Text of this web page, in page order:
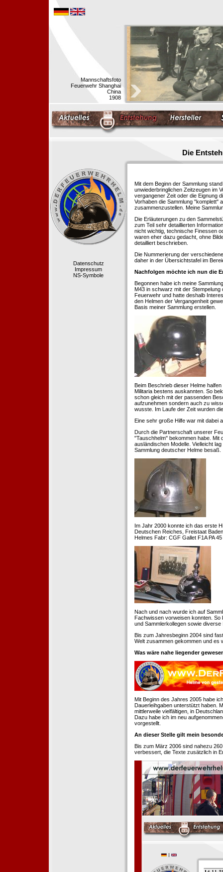
Mannschaftsfoto
Feuerwehr Shanghai
China
1908
Die
Datenschutz
Impressum
NS-Symbole
Mit dem Beginn der Sammlung
unwiederbringlichen Zeitzeugen im
vergangener Zeit oder die Eignung
Vorhaben die Sammlung "komplett"
zusammenzustellen. Meine
Die Erläuterungen zu den
zum Teil sehr detaillierten
nicht wichtig, technische Finessen
waren eher dazu gedacht, ohne
detailliert beschrieben.
Die Nummerierung der
daher in der Übersichtstafel im
Nachfolgen möchte ich nun die
Begonnen habe ich meine
M43 in schwarz mit der Stempelung
Feuerwehr und hatte deshalb
den Helmen der Vergangenheit
Basis meiner Sammlung erstellen.
Beim Beschrieb dieser Helme
Militaria bestens auskannten. So
schon gleich mit der passenden
aufzunehmen sondern auch zu
wusste. Im Laufe der Zeit wurden
Eine sehr große Hilfe war mit dabei
Durch die Partnerschaft unserer
"Tauschhelm" bekommen habe. Mit
ausländischen Modelle. Vielleicht
Sammlung deutscher Helme besaß.
Im Jahr 2000 konnte ich das erste
Deutschen Reiches, Freistaat
Helmes Fabr: CGF Gallet F1A PA
Nach und nach wurde ich auf
Fachwissen vorweisen konnten. So
und Sammlerkollegen sowie
Bis zum Jahresbeginn 2004 sind
Welt zusammen gekommen und es
Was wäre nahe liegender
Mit Beginn des Jahres 2005 habe
Dauerleihgaben unterstützt haben.
mittlerweile vielfältigen, in
Dazu habe ich im neu
vorgestellt.
An dieser Stelle gilt mein
Bis zum März 2006 sind nahezu
verbessert, die Texte zusätzlich in